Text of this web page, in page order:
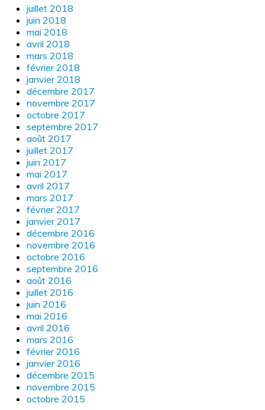
juillet 2018
juin 2018
mai 2018
avril 2018
mars 2018
février 2018
janvier 2018
décembre 2017
novembre 2017
octobre 2017
septembre 2017
août 2017
juillet 2017
juin 2017
mai 2017
avril 2017
mars 2017
février 2017
janvier 2017
décembre 2016
novembre 2016
octobre 2016
septembre 2016
août 2016
juillet 2016
juin 2016
mai 2016
avril 2016
mars 2016
février 2016
janvier 2016
décembre 2015
novembre 2015
octobre 2015